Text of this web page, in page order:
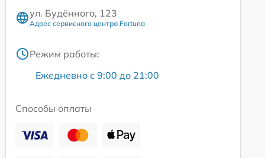
ул. Будённого, 123
Адрес сервисного центра Fortuna
Режим работы:
Ежедневно с 9:00 до 21:00
Способы оплаты